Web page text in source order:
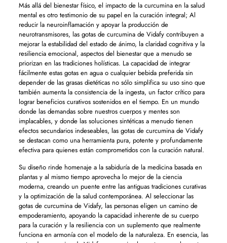
Más allá del bienestar físico, el impacto de la curcumina en la salud
mental es otro testimonio de su papel en la curación integral; Al
reducir la neuroinflamación y apoyar la producción de
neurotransmisores, las gotas de curcumina de Vidafy contribuyen a
mejorar la estabilidad del estado de ánimo, la claridad cognitiva y la
resiliencia emocional, aspectos del bienestar que a menudo se
priorizan en las tradiciones holísticas. La capacidad de integrar
fácilmente estas gotas en agua o cualquier bebida preferida sin
depender de las grasas dietéticas no sólo simplifica su uso sino que
también aumenta la consistencia de la ingesta, un factor crítico para
lograr beneficios curativos sostenidos en el tiempo. En un mundo
donde las demandas sobre nuestros cuerpos y mentes son
implacables, y donde las soluciones sintéticas a menudo tienen
efectos secundarios indeseables, las gotas de curcumina de Vidafy
se destacan como una herramienta pura, potente y profundamente
efectiva para quienes están comprometidos con la curación natural.
Su diseño rinde homenaje a la sabiduría de la medicina basada en
plantas y al mismo tiempo aprovecha lo mejor de la ciencia
moderna, creando un puente entre las antiguas tradiciones curativas
y la optimización de la salud contemporánea. Al seleccionar las
gotas de curcumina de Vidafy, las personas eligen un camino de
empoderamiento, apoyando la capacidad inherente de su cuerpo
para la curación y la resiliencia con un suplemento que realmente
funciona en armonía con el modelo de la naturaleza. En esencia, las